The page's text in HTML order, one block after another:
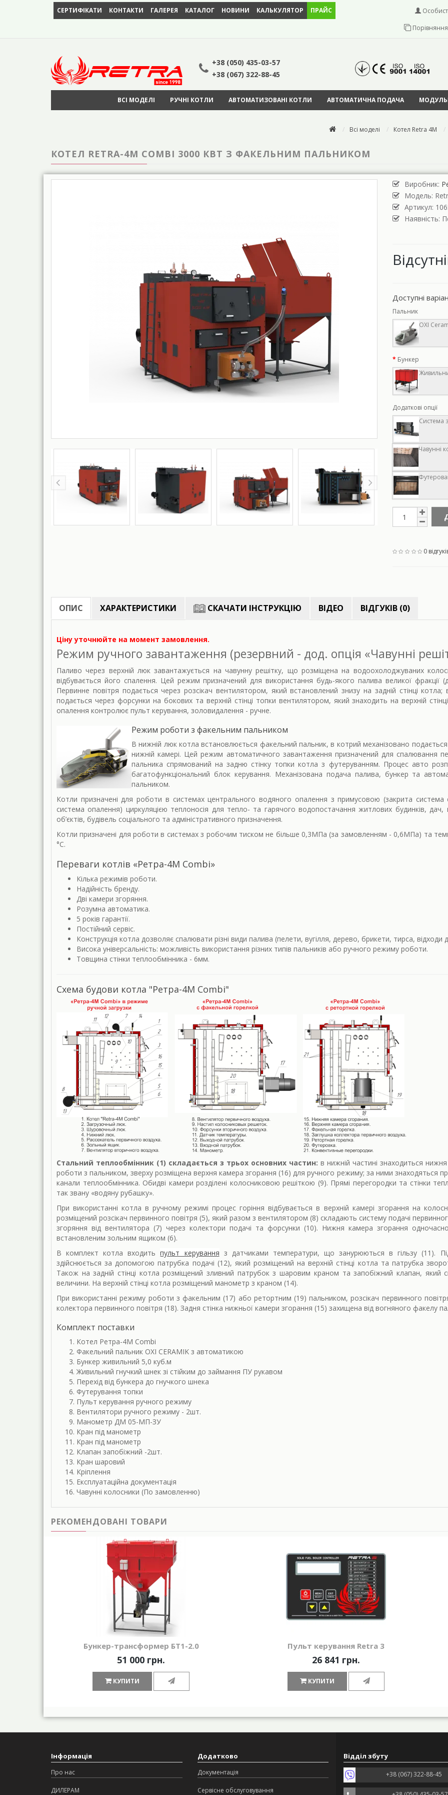
СЕРТИФІКАТИ КОНТАКТИ ГАЛЕРЕЯ КАТАЛОГ НОВИНИ КАЛЬКУЛЯТОР ПРАЙС
Порівняння
+38 (050) 435-03-57
+38 (067) 322-88-45
ВСІ МОДЕЛІ РУЧНІ КОТЛИ АВТОМАТИЗОВАНІ КОТЛИ АВТОМАТИЧНА ПОДАЧА
Всі моделі Котел Retra 4M
КОТЕЛ RETRA-4М COMBI 3000 КВТ З ФАКЕЛЬНИМ ПАЛЬНИКОМ
Виробник:
Модель:
Артикул:
Наявність:
Доступні
Пальник
OXI
Бункер
Додаткові опції
Система
Чавунні
0
ОПИС ХАРАКТЕРИСТИКИ СКАЧАТИ ІНСТРУКЦІЮ ВІДЕО ВІДГУКІВ (0)
Ціну уточнюйте на момент замовлення.
Режим ручного завантаження (резервний - дод. опція «Чавунні
Паливо через верхній люк завантажується на чавунну решітку, що розміщена на водоохолоджуваних
відбувається його спалення. Цей режим призначений для використання будь-якого палива великої фракції
Первинне повітря подається через розсікач вентилятором, який встановлений знизу на задній стінці котла;
подається через форсунки на бокових та верхній стінці топки вентилятором, який знаходить на верхній
опалення контролює пульт керування, золовидалення - ручне.
Режим роботи з факельним пальником
В нижній люк котла встановлюється факельний пальник, в котрий механізовано
нижній камері. Цей режим автоматичного завантаження призначений для спалювання
пальника спрямований на задню стінку топки котла з футеруванням. Процес авто
багатофункціональний блок керування. Механізована подача палива, бункер та
пальником.
Котли призначені для роботи в системах центрального водяного опалення з примусовою (закрита
система опалення) циркуляцією теплоносія для тепло- та гарячого водопостачання житлових будинків,
об’єктів, будівель соціального та адміністративного призначення.
Котли призначені для роботи в системах з робочим тиском не більше 0,3МПа (за замовленням - 0,6МПа) та
°С.
Переваги котлів «Ретра-4М Combi»
Кілька режимів роботи.
Надійність бренду.
Дві камери згоряння.
Розумна автоматика.
5 років гарантії.
Постійний сервіс.
Конструкція котла дозволяє спалювати різні види палива (пелети, вугілля, дерево, брикети, тирса, відходи
Висока універсальність: можливість використання різних типів пальників або ручного режиму роботи.
Товщина стінки теплообмінника - 6мм.
Схема будови котла "Ретра-4М Combi"
Стальний теплообмінник (1) складається з трьох основних частин: в нижній частині знаходиться
роботи з пальником, зверху розміщена верхня камера згорання (16) для ручного режиму; за ними знаходяться
канали теплообмінника. Обидві камери розділені колосниковою решіткою (9). Прямі перегородки та стінки
так звану «водяну рубашку».
При використанні котла в ручному режимі процес горіння відбувається в верхній камері згорання на
розміщений розсікач первинного повітря (5), який разом з вентилятором (8) складають систему подачі
згоряння від вентилятора (7) через колектори подачі та форсунки (10). Нижня камера згорання
встановленим зольним ящиком (6).
В комплект котла входитьпульт керування з датчиками температури, що занурюються в гільзу (11).
здійснюється за допомогою патрубка подачі (12), який розміщений на верхній стінці котла та патрубка
Також на задній стінці котла розміщений зливний патрубок з шаровим краном та запобіжний клапан, який
величини. На верхній стінці котла розміщений манометр з краном (14).
При використанні режиму роботи з факельним (17) або ретортним (19) пальником, розсікач первинного
колектора первинного повітря (18). Задня стінка нижньої камери згорання (15) захищена від вогняного факелу
Комплект поставки
Котел Ретра-4М Combi
Факельний пальник OXI CERAMIK з автоматикою
Бункер живильний 5,0 куб.м
Живильний гнучкий шнек зі стійким до займання ПУ рукавом
Перехід від бункера до гнучкого шнека
Футерування топки
Пульт керування ручного режиму
Вентилятори ручного режиму - 2шт.
Манометр ДМ 05-МП-ЗУ
Кран під манометр
Кран під манометр
Клапан запобіжний -2шт.
Кран шаровий
Кріплення
Експлуатаційна документація
Чавунні колосники (По замовленню)
РЕКОМЕНДОВАНІ ТОВАРИ
Бункер-трансформер БТ1-2.0
51 000 грн.
КУПИТИ
Пульт керування Retra 3
26 841 грн.
КУПИТИ
Інформація
Про нас
ДИЛЕРАМ
Додатково
Документація
Сервісне обслуговування
Відділ збуту
+38 (067) 322-88-45